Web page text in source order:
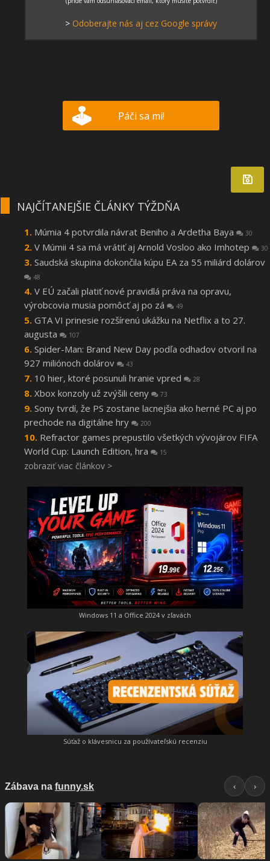
> Odoberajte nás aj cez Google správy
Páči sa mi!
NAJČÍTANEJŠIE ČLÁNKY TÝŽDŇA
Múmia 4 potvrdila návrat Beniho a Ardetha Baya 30
V Múmii 4 sa má vrátiť aj Arnold Vosloo ako Imhotep 30
Saudská skupina dokončila kúpu EA za 55 miliárd dolárov
48
V EÚ začali platiť nové pravidlá práva na opravu,
výrobcovia musia pomôcť aj po zá
49
GTA VI prinesie rozšírenú ukážku na Netflix a to 27.
augusta
107
Spider-Man: Brand New Day podľa odhadov otvoril na
927 miliónoch dolárov
43
10 hier, ktoré posunuli hranie vpred 28
Xbox konzoly už zvýšili ceny 73
Sony tvrdí, že PS zostane lacnejšia ako herné PC aj po
prechode na digitálne hry
200
Refractor games prepustilo všetkých vývojárov FIFA
World Cup: Launch Edition, hra
15
zobraziť viac článkov >
Windows 11 a Office 2024 v zľavách
Súťaž o klávesnicu za používateľskú recenziu